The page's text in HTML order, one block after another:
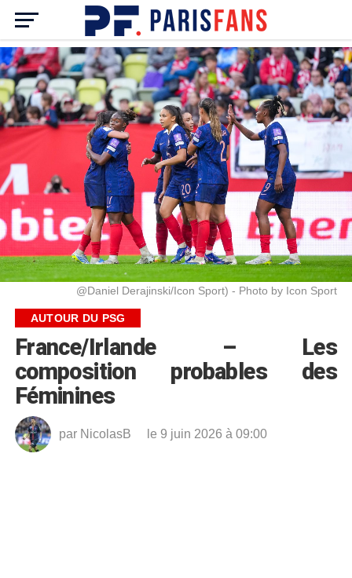
@Daniel Derajinski/Icon Sport) - Photo by Icon Sport
AUTOUR DU PSG
France/Irlande – Les
composition probables des
Féminines
par NicolasB le 9 juin 2026 à 09:00